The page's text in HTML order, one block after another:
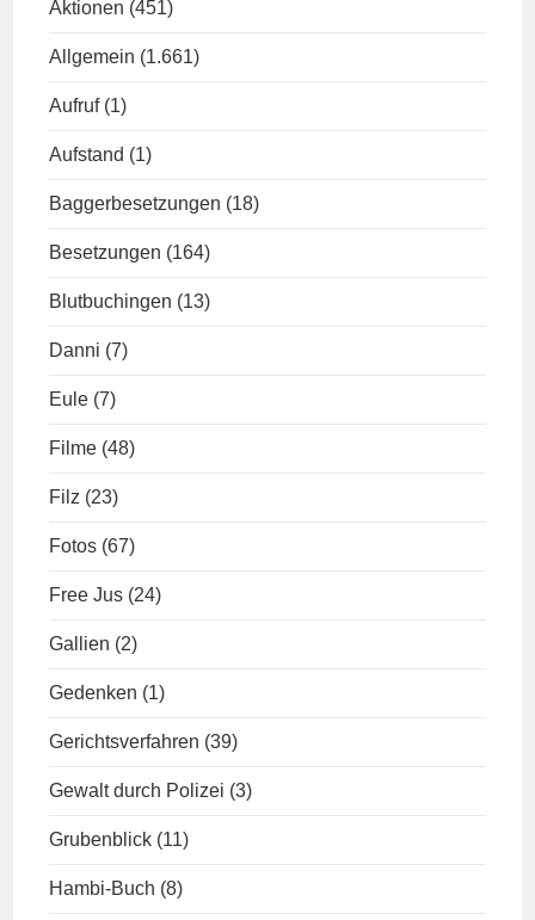
Aktionen (451)
Allgemein (1.661)
Aufruf (1)
Aufstand (1)
Baggerbesetzungen (18)
Besetzungen (164)
Blutbuchingen (13)
Danni (7)
Eule (7)
Filme (48)
Filz (23)
Fotos (67)
Free Jus (24)
Gallien (2)
Gedenken (1)
Gerichtsverfahren (39)
Gewalt durch Polizei (3)
Grubenblick (11)
Hambi-Buch (8)